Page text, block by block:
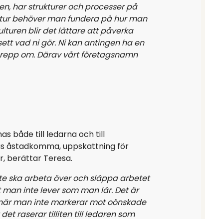
har strukturer och processer på
behöver man fundera på hur man
blir det lättare att påverka
vad ni gör. Ni kan antingen ha en
om. Därav vårt företagsnamn
både till ledarna och till
åstadkomma, uppskattning för
berättar Teresa.
ska arbeta över och släppa arbetet
inte lever som man lär. Det är
man inte markerar mot oönskade
raserar tilliten till ledaren som